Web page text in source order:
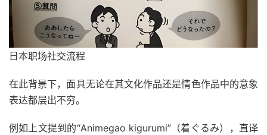
日本职场社交流程
在此背景下，面具无论在其文化作品还是情色作品中的意象
表达都层出不穷。
例如上文提到的“Animegao kigurumi”（着ぐるみ），直译